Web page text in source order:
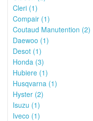
Cleri (1)
Compair (1)
Coutaud Manutention (2)
Daewoo (1)
Desot (1)
Honda (3)
Hubiere (1)
Husqvarna (1)
Hyster (2)
Isuzu (1)
Iveco (1)